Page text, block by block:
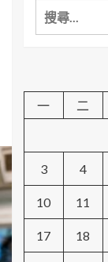
搜
尋
字:
一
二
3 4
10 11
17 18